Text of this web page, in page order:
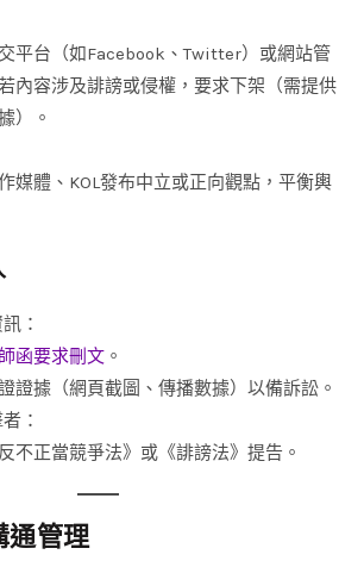
平台（如Facebook、Twitter）或網站管
內容涉及誹謗或侵權，要求下架（需提供
）。
媒體、KOL發布中立或正向觀點，平衡輿
：
函要求刪文 。
證據（網頁截圖、傳播數據）以備訴訟。
：
不正當競爭法》或《誹謗法》提告。
通管理